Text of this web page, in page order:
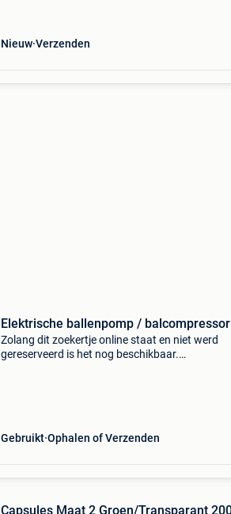
Nieuw Verzenden
Elektrische ballenpomp / balcompressor
Zolang dit zoekertje online staat en niet werd
gereserveerd is het nog beschikbaar.
Gebruikt Ophalen of Verzenden
Capsules Maat 2 Groen/Transparant 20000